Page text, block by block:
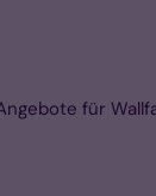
für